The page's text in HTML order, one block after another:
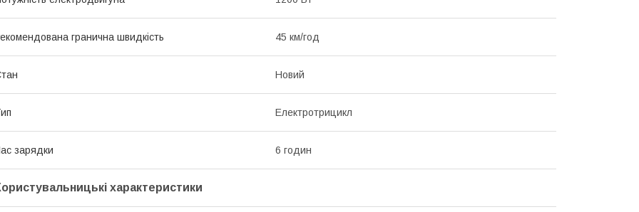
гранична швидкість 45 км/год
Новий
Електротрицикл
зарядки 6 годин
характеристики